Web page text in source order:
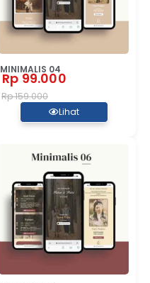
MINIMALIS 04
Rp 99.000
Rp 159.000
Lihat